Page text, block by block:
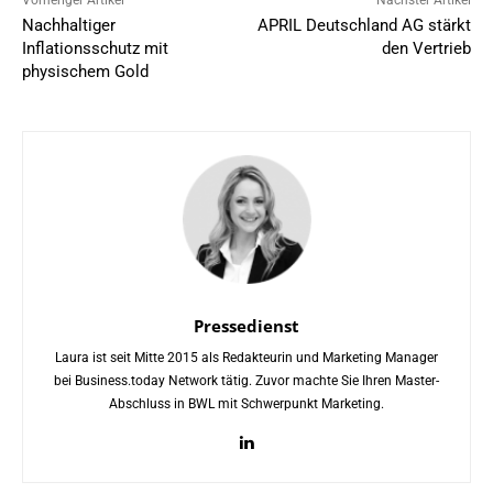
Nachhaltiger
Inflationsschutz mit
physischem Gold
APRIL Deutschland AG stärkt
den Vertrieb
Pressedienst
Laura ist seit Mitte 2015 als Redakteurin und Marketing Manager
bei Business.today Network tätig. Zuvor machte Sie Ihren Master-
Abschluss in BWL mit Schwerpunkt Marketing.